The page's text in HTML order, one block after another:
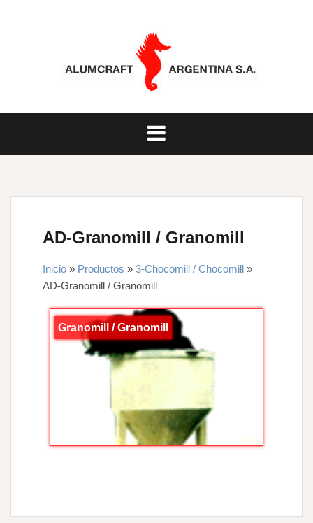
AD-Granomill / Granomill
Inicio » Productos » 3-Chocomill / Chocomill »
AD-Granomill / Granomill
Granomill / Granomill